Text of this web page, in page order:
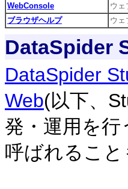
WebConsole
ウェ
ブラウザヘルプ
ウェ
DataSpider
DataSpider
Web(以下、
発・運用を
呼ばれること